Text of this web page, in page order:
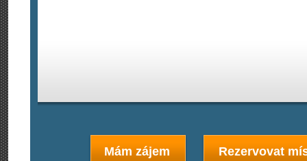
Mám zájem Rezervovat